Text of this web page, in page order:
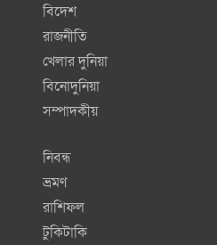
বিদেশ
রাজনীতি
খেলার দুনিয়া
বিনোদুনিয়া
সম্পাদকীয়
নিবন্ধ
ভ্রমণ
রাশিফল
টুকিটাকি